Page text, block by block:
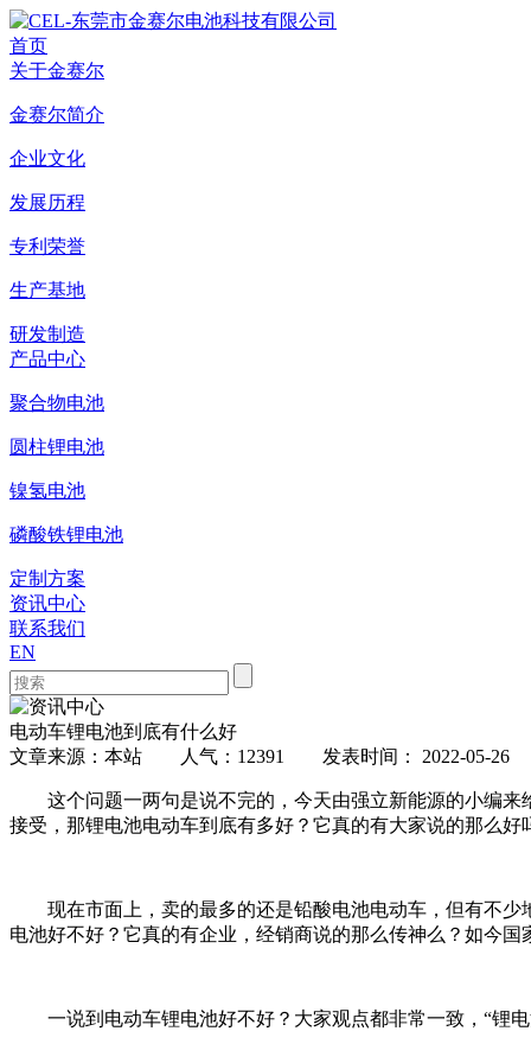
首页
关于金赛尔
金赛尔简介
企业文化
发展历程
专利荣誉
生产基地
研发制造
产品中心
聚合物电池
圆柱锂电池
镍氢电池
磷酸铁锂电池
定制方案
资讯中心
联系我们
EN
电动车锂电池到底有什么好
文章来源：本站 人气：12391 发表时间： 2022-05-26
这个问题一两句是说不完的，今天由强立新能源的小编来
接受，那锂电池电动车到底有多好？它真的有大家说的那么好
现在市面上，卖的最多的还是铅酸电池电动车，但有不少
电池好不好？它真的有企业，经销商说的那么传神么？如今
一说到电动车锂电池好不好？大家观点都非常一致，“锂电